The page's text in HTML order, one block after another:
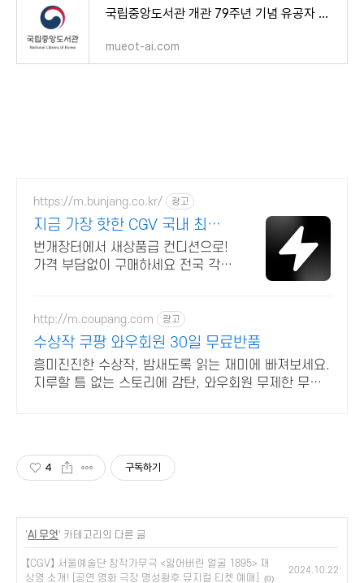
국립중앙도서관 개관 79주년 기념 유공자 시상식! [수상자 명단 문체부 장관 표창 포상]
mueot-ai.com
https://m.bunjang.co.kr/ 광고
지금 가장 핫한 CGV 국내 최대
브랜드 중고거래
번개장터에서 새상품급 컨디션으로!
가격 부담없이 구매하세요 전국 각지
http://m.coupang.com 광고
수상작 쿠팡 와우회원 30일 무료반품
흥미진진한 수상작, 밤새도록 읽는 재미에 빠져보세요.
지루할 틈 없는 스토리에 감탄, 와우회원 무제한 무료
4 구독하기
'AI 무엇' 카테고리의 다른 글
【CGV】 서울예술단 창작가무극 <잃어버린 얼굴 1895> 재
상영 소개! [공연 영화 극장 명성황후 뮤지컬 티켓 예매]
(0)
2024.10.22